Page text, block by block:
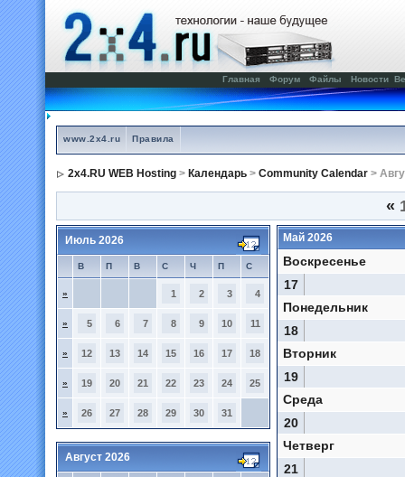
Главная Форум Файлы Новости
www.2x4.ru Правила
2x4.RU WEB Hosting > Календарь > Community Calendar >
«
Июль 2026
В П В С Ч П С
» 1 2 3 4
» 5 6 7 8 9 10 11
» 12 13 14 15 16 17 18
» 19 20 21 22 23 24 25
» 26 27 28 29 30 31
Август 2026
Май 2026
Воскресенье
17
Понедельник
18
Вторник
19
Среда
20
Четверг
21